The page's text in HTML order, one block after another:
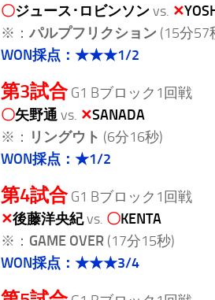
〇ジュース･ロビンソンvs. ✕
※：パルプフリクション (15分57
WON採点：★★★1/2
第3試合G1 Bブロック1回戦
〇矢野通vs. ✕SANADA
※： リングウト (6分16秒)
WON採点：★1/2
第4試合G1 Bブロック1回戦
✕後藤洋央紀vs. 〇KENTA
※： GAME OVER (17分15秒)
WON採点：★★★3/4